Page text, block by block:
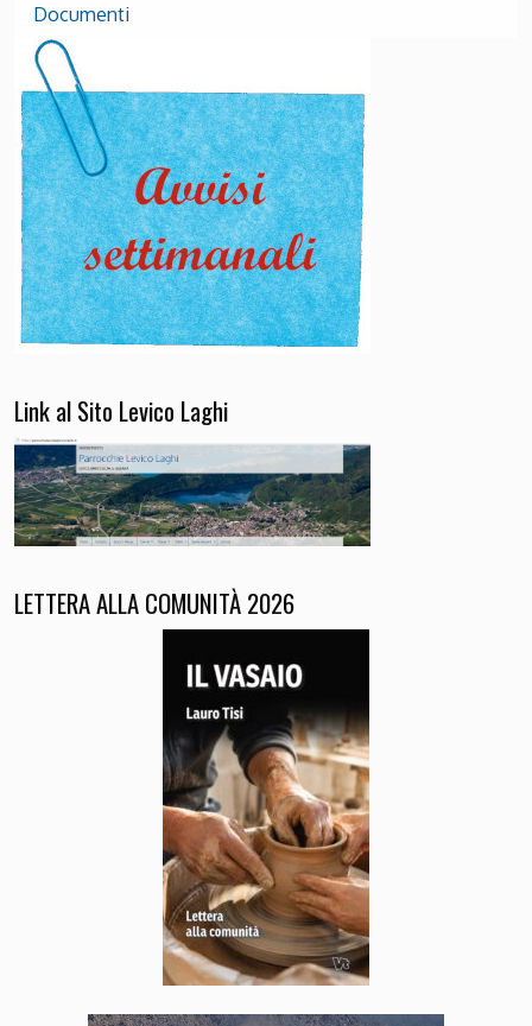
Documenti
Link al Sito Levico Laghi
LETTERA ALLA COMUNITÀ 2026